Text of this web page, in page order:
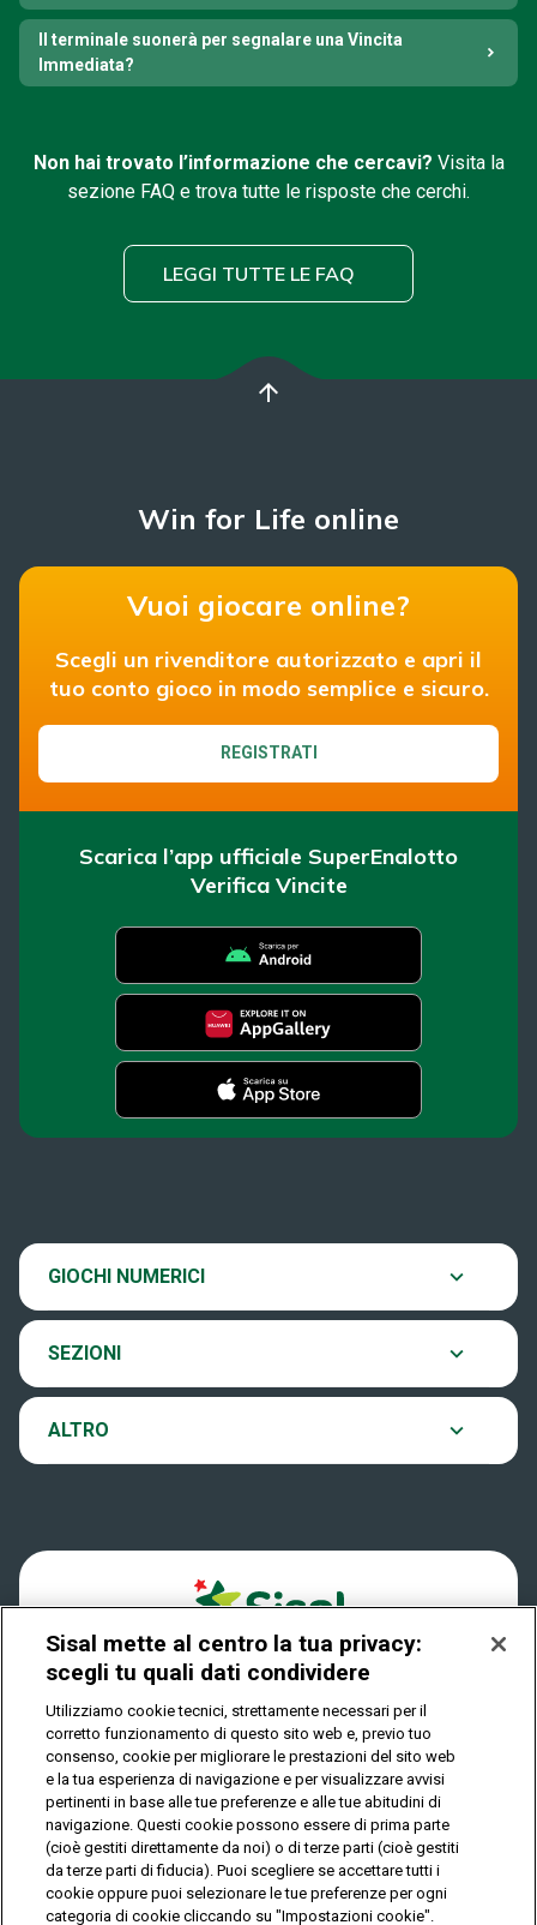
Il terminale suonerà per segnalare una Vincita
Immediata?
Non hai trovato l’informazione che cercavi? Visita la
sezione FAQ e trova tutte le risposte che cerchi.
LEGGI TUTTE LE FAQ
arrow_upward
Win for Life online
Vuoi giocare online?
Scegli un rivenditore autorizzato e apri il
tuo conto gioco in modo semplice e sicuro.
REGISTRATI
Scarica l’app ufficiale SuperEnalotto
Verifica Vincite
GIOCHI NUMERICI
SuperEnalotto
EuroJackpot
VinciCasa
Play Your Date
SEZIONI
News
Verifica vincite
Come si gioca
Dove si gioca
Quanto si vince
Come riscuotere
ALTRO
Contatti
Notifiche
Privacy
IL GIOCO È VIETATO AI MINORI E PUÒ CAUSARE
DIPENDENZA PATOLOGICA
© Copyright Sisal Italia S.p.A. - P.I. 02433760135
Privacy Cookies
Mappa
del
Sisal mette al centro la tua privacy:
scegli tu quali dati condividere
Utilizziamo cookie tecnici, strettamente necessari per il
corretto funzionamento di questo sito web e, previo tuo
consenso, cookie per migliorare le prestazioni del sito web
e la tua esperienza di navigazione e per visualizzare avvisi
pertinenti in base alle tue preferenze e alle tue abitudini di
navigazione. Questi cookie possono essere di prima parte
(cioè gestiti direttamente da noi) o di terze parti (cioè gestiti
da terze parti di fiducia). Puoi scegliere se accettare tutti i
cookie oppure puoi selezionare le tue preferenze per ogni
categoria di cookie cliccando su "Impostazioni cookie".